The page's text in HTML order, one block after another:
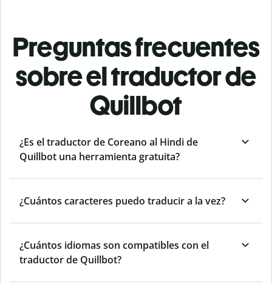
Preguntas frecuentes
sobre el traductor de
Quillbot
¿Es el traductor de Coreano al Hindi de
Quillbot una herramienta gratuita?
¿Cuántos caracteres puedo traducir a la vez?
¿Cuántos idiomas son compatibles con el
traductor de Quillbot?